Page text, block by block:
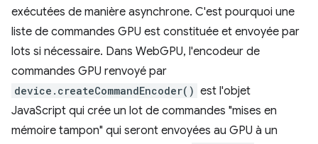
exécutées de manière asynchrone. C'est pourquoi une
liste de commandes GPU est constituée et envoyée par
lots si nécessaire. Dans WebGPU, l'encodeur de
commandes GPU renvoyé par
device.createCommandEncoder() est l'objet
JavaScript qui crée un lot de commandes "mises en
mémoire tampon" qui seront envoyées au GPU à un